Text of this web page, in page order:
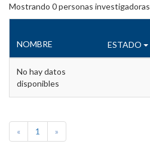
Mostrando 0personas investigadoras
NOMBRE ESTADO
No hay datos
disponibles
« 1 »